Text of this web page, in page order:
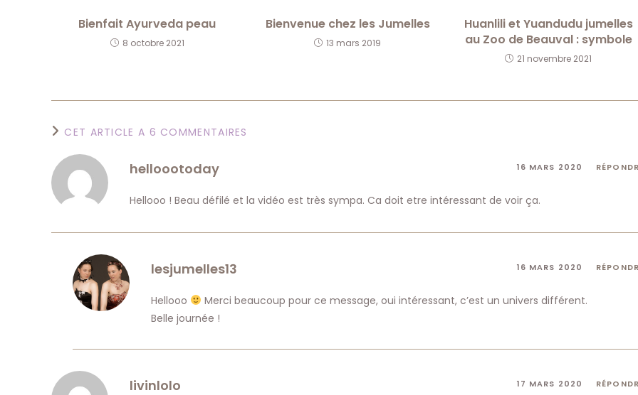
Bienfait Ayurveda peau
8 octobre 2021
Bienvenue chez les Jumelles
13 mars 2019
Huanlili et Yuandudu jumelles
au Zoo de Beauval : symbole
21 novembre 2021
CET ARTICLE A 6 COMMENTAIRES
helloootoday 16 MARS 2020
Hellooo ! Beau défilé et la vidéo est très sympa. Ca doit etre intéressant de voir ça.
lesjumelles13 16 MARS 2020
Hellooo
Merci beaucoup pour ce message, oui intéressant, c’est un univers différent.
Belle journée !
livinlolo 17 MARS 2020